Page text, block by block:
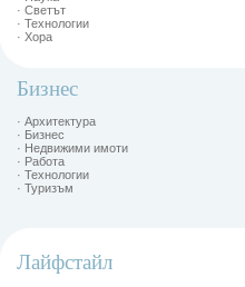
· Светът
· Технологии
· Хора
Бизнес
· Архитектура
· Бизнес
· Недвижими имоти
· Работа
· Технологии
· Туризъм
Лайфстайл